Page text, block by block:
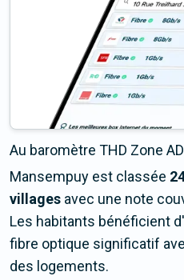
Au baromètre THD Zone
Mansempuy est classée
villages avec une note
Les habitants bénéficient
fibre optique significatif
des logements.